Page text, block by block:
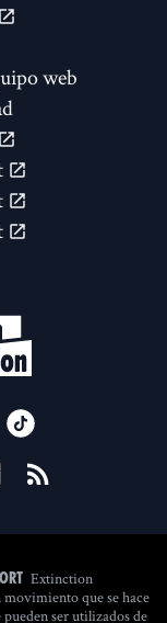
web
Extinction
que se hace
ser utilizados de